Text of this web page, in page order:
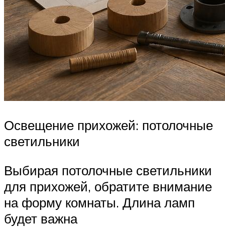
Освещение прихожей: потолочные
светильники
Выбирая потолочные светильники
для прихожей, обратите внимание
на форму комнаты. Длина ламп
будет важна